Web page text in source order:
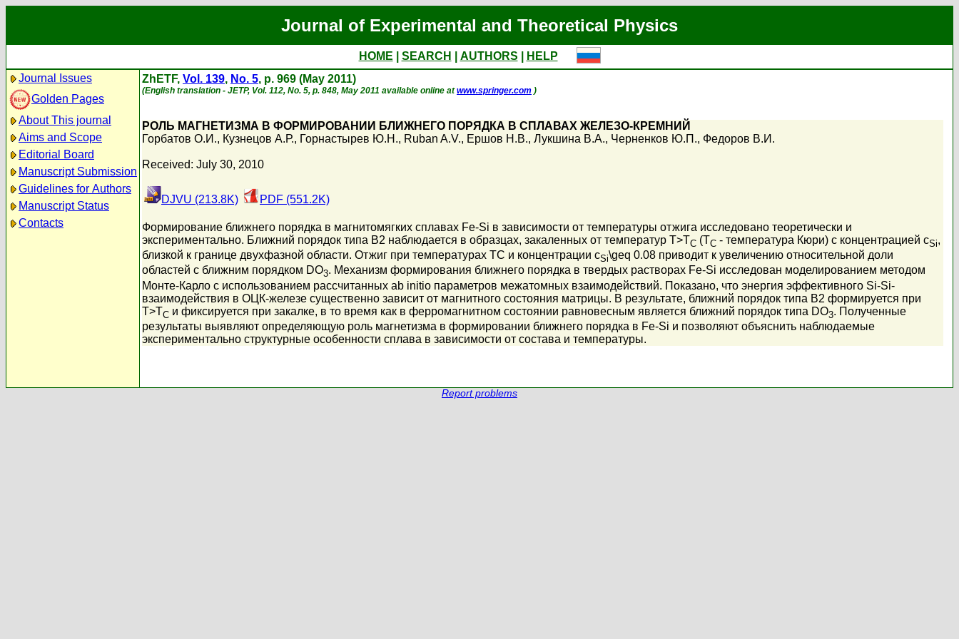
Journal of Experimental and Theoretical Physics
HOME SEARCH AUTHORS
HELP
Journal Issues
Golden Pages
About This journal
Aims and Scope
Editorial Board
Manuscript Submission
Guidelines for Authors
Manuscript Status
Contacts
ZhETF, Vol. 139, No. 5, p. 969 (May 2011)
(English translation - JETP, Vol. 112, No. 5, p. 848, May 2011 available online atwww.springer.com )
РОЛЬ МАГНЕТИЗМА В ФОРМИРОВАНИИ БЛИЖНЕГО ПОРЯДКА В СПЛАВАХ ЖЕЛЕЗО-КРЕМНИЙ
Горбатов О.И., Кузнецов А.Р., Горнастырев Ю.Н., Ruban A.V., Ершов Н.В., Лукшина В.А., Черненков Ю.П., Федоров В.И.
Received: July 30, 2010
DJVU (213.8K) PDF (551.2K)
Формирование ближнего порядка в магнитомягких сплавах Fe-Si в зависимости от температуры отжига исследовано теоретически и
экспериментально. Ближний порядок типа B2 наблюдается в образцах, закаленных от температур T>TC (TC - температура Кюри) с концентрацией cSi,
близкой к границе двухфазной области. Отжиг при температурах TC и концентрации cSi\geq 0.08 приводит к увеличению относительной доли
областей с ближним порядком DO3. Механизм формирования ближнего порядка в твердых растворах Fe-Si исследован моделированием методом
Монте-Карло с использованием рассчитанных ab initio параметров межатомных взаимодействий. Показано, что энергия эффективного Si-Si-
взаимодействия в ОЦК-железе существенно зависит от магнитного состояния матрицы. В результате, ближний порядок типа B2 формируется при
T>TC и фиксируется при закалке, в то время как в ферромагнитном состоянии равновесным является ближний порядок типа DO3. Полученные
результаты выявляют определяющую роль магнетизма в формировании ближнего порядка в Fe-Si и позволяют объяснить наблюдаемые
экспериментально структурные особенности сплава в зависимости от состава и температуры.
Report problems